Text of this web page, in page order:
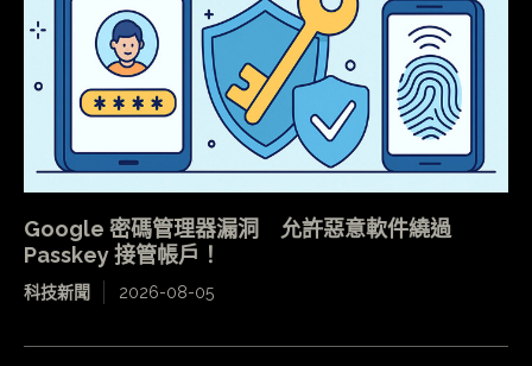
Google 密碼管理器漏洞 允許惡意軟件繞過
Passkey 接管帳戶！
科技新聞 2026-08-05